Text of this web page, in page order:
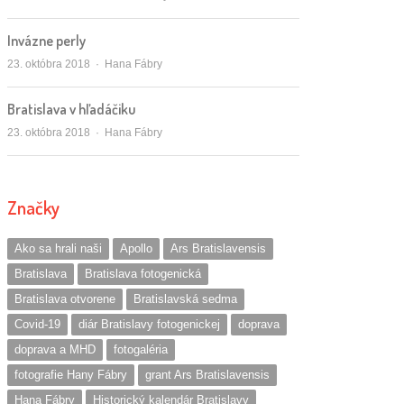
Invázne perly
23. októbra 2018 Autor/ka
Hana Fábry
Bratislava v hľadáčiku
23. októbra 2018 Autor/ka
Hana Fábry
Značky
Ako sa hrali naši Apollo
Ars Bratislavensis
Bratislava
Bratislava fotogenická
Bratislava otvorene
Bratislavská sedma
Covid-19
diár Bratislavy fotogenickej
doprava
doprava a MHD
fotogaléria
fotografie Hany Fábry
grant Ars Bratislavensis
Hana Fábry
Historický kalendár Bratislavy